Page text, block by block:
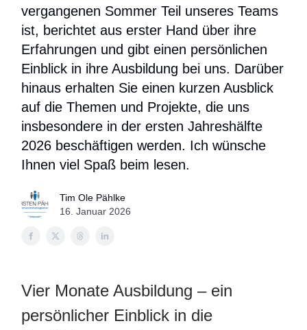
vergangenen Sommer Teil unseres Teams
ist, berichtet aus erster Hand über ihre
Erfahrungen und gibt einen persönlichen
Einblick in ihre Ausbildung bei uns. Darüber
hinaus erhalten Sie einen kurzen Ausblick
auf die Themen und Projekte, die uns
insbesondere in der ersten Jahreshälfte
2026 beschäftigen werden. Ich wünsche
Ihnen viel Spaß beim lesen.
Tim Ole Pählke
16. Januar 2026
Vier Monate Ausbildung – ein
persönlicher Einblick in die